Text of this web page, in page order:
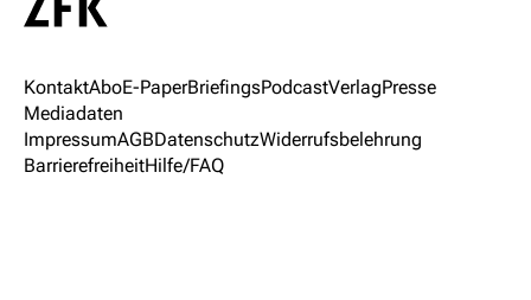
KontaktAboE-PaperBriefingsPodcastVerlagPresse
Mediadaten
ImpressumAGBDatenschutzWiderrufsbelehrung
BarrierefreiheitHilfe/FAQ